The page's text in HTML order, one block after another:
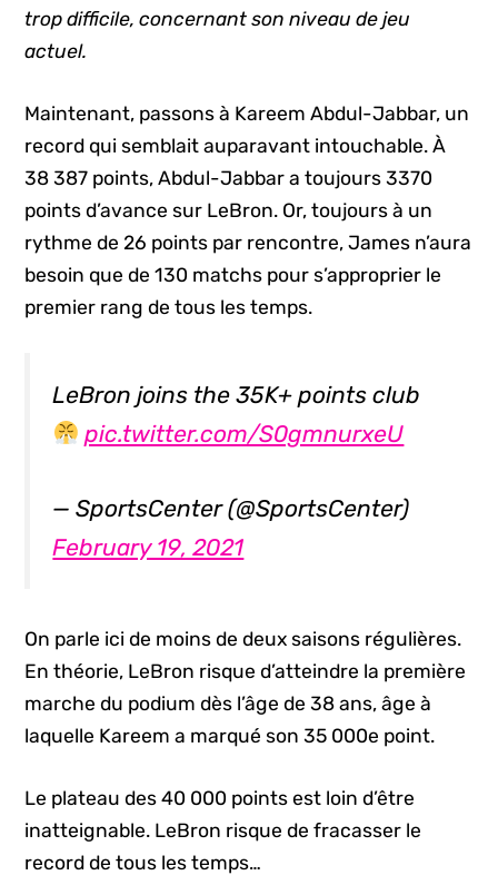
trop difficile, concernant son niveau de jeu
actuel.
Maintenant, passons à Kareem Abdul-Jabbar, un
record qui semblait auparavant intouchable. À
38 387 points, Abdul-Jabbar a toujours 3370
points d’avance sur LeBron. Or, toujours à un
rythme de 26 points par rencontre, James n’aura
besoin que de 130 matchs pour s’approprier le
premier rang de tous les temps.
LeBron joins the 35K+ points club
pic.twitter.com/S0gmnurxeU
— SportsCenter (@SportsCenter)
February 19, 2021
On parle ici de moins de deux saisons régulières.
En théorie, LeBron risque d’atteindre la première
marche du podium dès l’âge de 38 ans, âge à
laquelle Kareem a marqué son 35 000e point.
Le plateau des 40 000 points est loin d’être
inatteignable. LeBron risque de fracasser le
record de tous les temps…